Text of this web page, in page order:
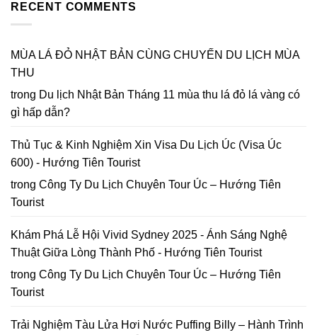
in
Lập
Hoa
Lạt
chốt
RECENT COMMENTS
MÙA LÁ ĐỎ NHẬT BẢN CÙNG CHUYẾN DU LỊCH MÙA
THU
trong Du lịch Nhật Bản Tháng 11 mùa thu lá đỏ lá vàng có
gì hấp dẫn?
Thủ Tục & Kinh Nghiệm Xin Visa Du Lịch Úc (Visa Úc
600) - Hướng Tiên Tourist
trong Công Ty Du Lịch Chuyên Tour Úc – Hướng Tiên
Tourist
Khám Phá Lễ Hội Vivid Sydney 2025 - Ánh Sáng Nghệ
Thuật Giữa Lòng Thành Phố - Hướng Tiên Tourist
trong Công Ty Du Lịch Chuyên Tour Úc – Hướng Tiên
Tourist
Trải Nghiệm Tàu Lửa Hơi Nước Puffing Billy – Hành Trình